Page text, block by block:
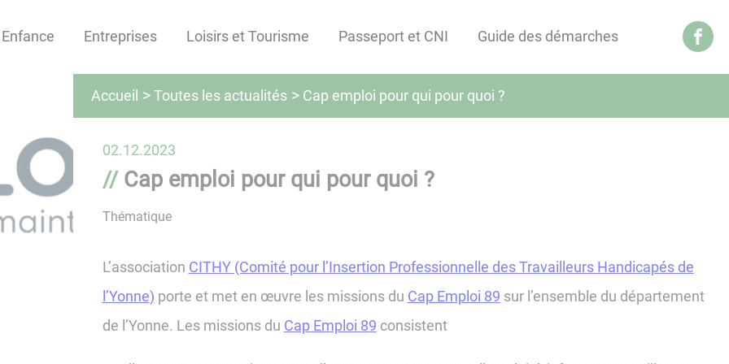
Enfance Entreprises Loisirs et Tourisme Passeport et CNI Guide des démarches
Accueil Toutes les actualités Cap emploi pour qui pour quoi ?
02.12.2023
Cap emploi pour qui pour quoi ?
Thématique
L’association CITHY (Comité pour l’Insertion Professionnelle des Travailleurs Handicapés de
l’Yonne) porte et met en œuvre les missions du Cap Emploi 89 sur l’ensemble du département
de l’Yonne. Les missions du Cap Emploi 89 consistent